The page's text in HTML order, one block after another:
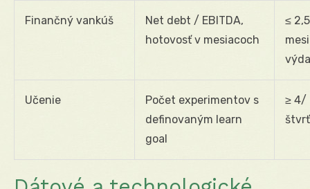
Finančný vankúš
Net debt / EBITDA,
hotovosť v mesiacoch
≤
Učenie
Počet experimentov s
definovaným learn
goal
≥ 4/